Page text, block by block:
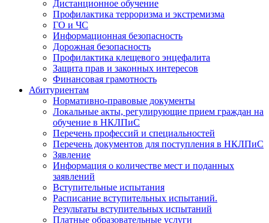
Дистанционное обучение
Профилактика терроризма и экстремизма
ГО и ЧС
Информационная безопасность
Дорожная безопасность
Профилактика клещевого энцефалита
Защита прав и законных интересов
Финансовая грамотность
Абитуриентам
Нормативно-правовые документы
Локальные акты, регулирующие прием граждан на
обучение в НКЛПиС
Перечень профессий и специальностей
Перечень документов для поступления в НКЛПиС
Зявление
Информация о количестве мест и поданных
заявлений
Вступительные испытания
Расписание вступительных испытаний.
Результаты вступительных испытаний
Платные образовательные услуги